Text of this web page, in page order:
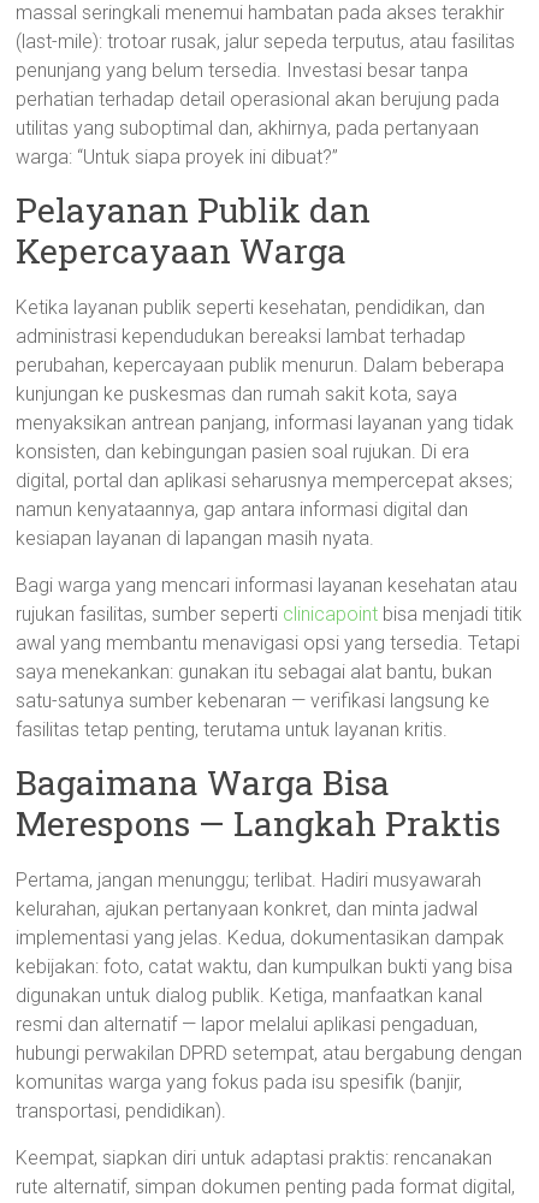
massal seringkali menemui hambatan pada akses terakhir
(last-mile): trotoar rusak, jalur sepeda terputus, atau fasilitas
penunjang yang belum tersedia. Investasi besar tanpa
perhatian terhadap detail operasional akan berujung pada
utilitas yang suboptimal dan, akhirnya, pada pertanyaan
warga: “Untuk siapa proyek ini dibuat?”
Pelayanan Publik dan
Kepercayaan Warga
Ketika layanan publik seperti kesehatan, pendidikan, dan
administrasi kependudukan bereaksi lambat terhadap
perubahan, kepercayaan publik menurun. Dalam beberapa
kunjungan ke puskesmas dan rumah sakit kota, saya
menyaksikan antrean panjang, informasi layanan yang tidak
konsisten, dan kebingungan pasien soal rujukan. Di era
digital, portal dan aplikasi seharusnya mempercepat akses;
namun kenyataannya, gap antara informasi digital dan
kesiapan layanan di lapangan masih nyata.
Bagi warga yang mencari informasi layanan kesehatan atau
rujukan fasilitas, sumber seperti clinicapoint bisa menjadi titik
awal yang membantu menavigasi opsi yang tersedia. Tetapi
saya menekankan: gunakan itu sebagai alat bantu, bukan
satu-satunya sumber kebenaran — verifikasi langsung ke
fasilitas tetap penting, terutama untuk layanan kritis.
Bagaimana Warga Bisa
Merespons — Langkah Praktis
Pertama, jangan menunggu; terlibat. Hadiri musyawarah
kelurahan, ajukan pertanyaan konkret, dan minta jadwal
implementasi yang jelas. Kedua, dokumentasikan dampak
kebijakan: foto, catat waktu, dan kumpulkan bukti yang bisa
digunakan untuk dialog publik. Ketiga, manfaatkan kanal
resmi dan alternatif — lapor melalui aplikasi pengaduan,
hubungi perwakilan DPRD setempat, atau bergabung dengan
komunitas warga yang fokus pada isu spesifik (banjir,
transportasi, pendidikan).
Keempat, siapkan diri untuk adaptasi praktis: rencanakan
rute alternatif, simpan dokumen penting pada format digital,